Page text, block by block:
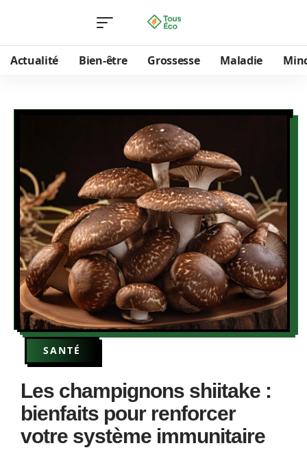
Actualité Bien-être Grossesse Maladie
SANTÉ
Les champignons shiitake :
bienfaits pour renforcer
votre système immunitaire